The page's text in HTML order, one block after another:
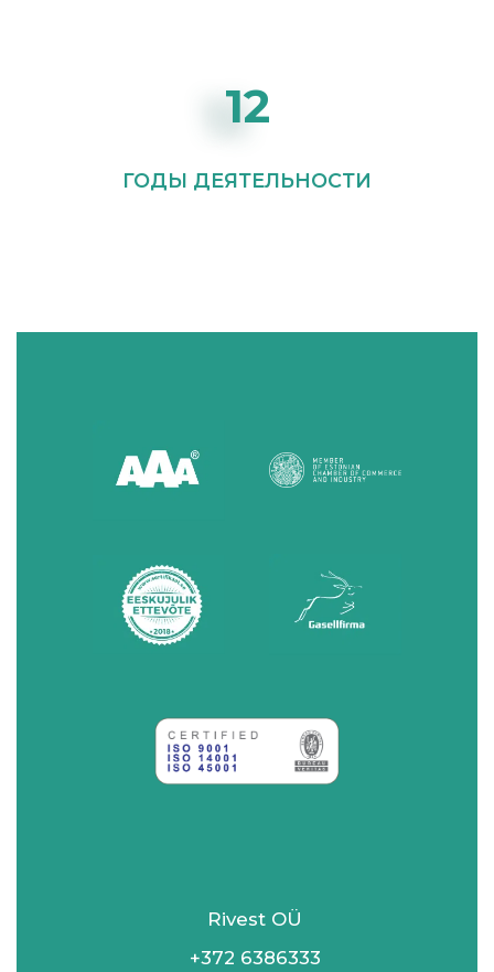
12
ГОДЫ ДЕЯТЕЛЬНОСТИ
Rivest OÜ
+372 6386333